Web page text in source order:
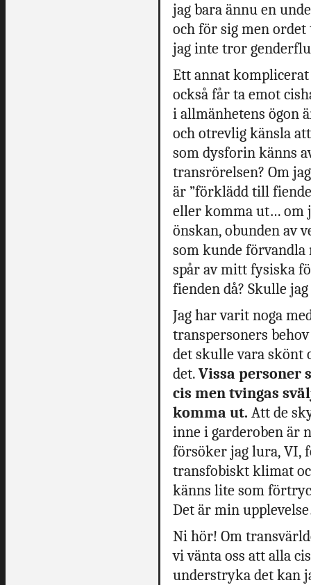
jag bara ännu en
och för sig men
jag inte tror
Ett annat
också får ta emot
i allmänhetens ögon
och otrevlig känsla
som dysforin känns
transrörelsen? Om
är ”förklädd till
eller komma ut… om
önskan, obunden av
som kunde
spår av mitt fysiska
fienden då? Skulle
Jag har varit noga
transpersoners
det skulle vara skönt
det. Vissa personer
cis men tvingas
komma ut. Att de
inne i garderoben är
försöker jag lura, VI,
transfobiskt klimat
känns lite som
Det är min
Ni hör! Om
vi vänta oss att alla
understryka det kan